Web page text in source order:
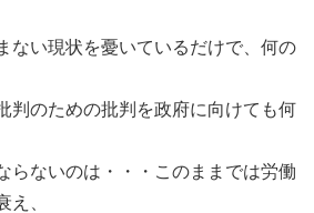
ない現状を憂いているだけで、何の
判のための批判を政府に向けても何
らないのは・・・このままでは労働
え、